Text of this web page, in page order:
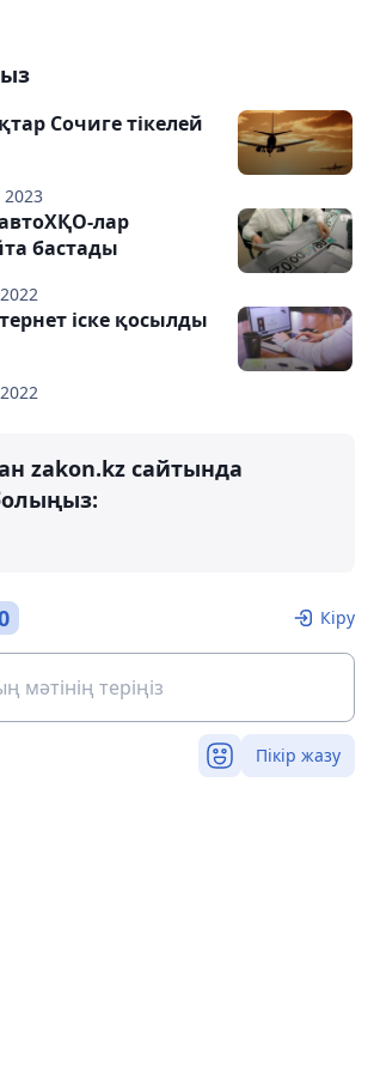
Сочиге тікелей
лар
бастады
іске қосылды
zakon.kz сайтында
Кіру
Пікір жазу